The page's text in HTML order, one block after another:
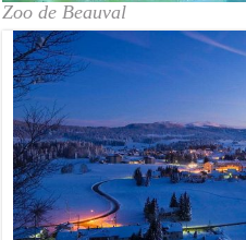
Zoo de Beauval